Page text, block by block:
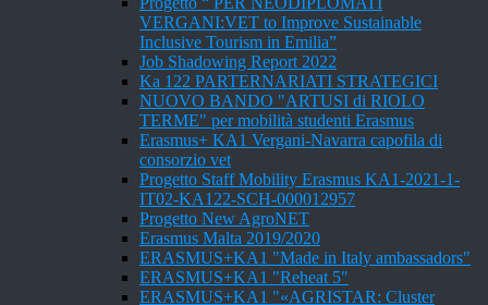
VERGANI:VET to Improve Sustainable
Inclusive Tourism in Emilia”
Job Shadowing Report 2022
Ka 122 PARTERNARIATI STRATEGICI
NUOVO BANDO "ARTUSI di RIOLO
TERME" per mobilità studenti Erasmus
Erasmus+ KA1 Vergani-Navarra capofila di
consorzio vet
Progetto Staff Mobility Erasmus KA1-2021-1-
IT02-KA122-SCH-000012957
Progetto New AgroNET
Erasmus Malta 2019/2020
ERASMUS+KA1 "Made in Italy ambassadors"
ERASMUS+KA1 "Reheat 5"
ERASMUS+KA1 "«AGRISTAR: Cluster